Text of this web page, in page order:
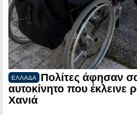
ΕΛΛΑΔΑ
Πολίτες άφησαν
αυτοκίνητο που
Χανιά